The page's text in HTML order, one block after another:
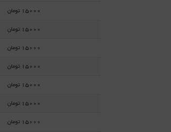
15000 تومان
15000 تومان
15000 تومان
15000 تومان
15000 تومان
15000 تومان
15000 تومان